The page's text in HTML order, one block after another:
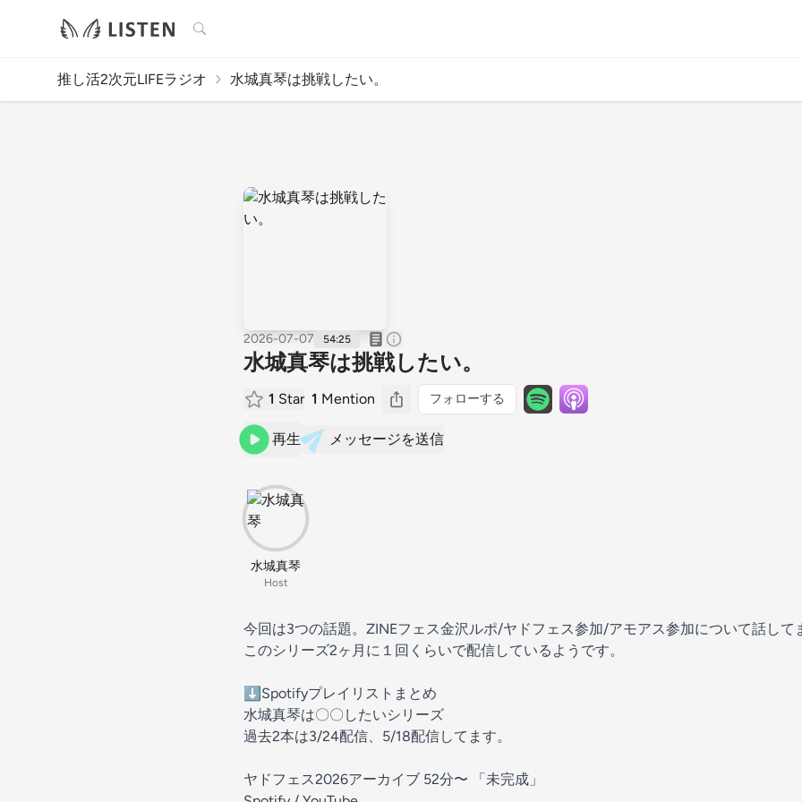
検索
推し活2次元LIFEラジオ 水城真琴は挑戦したい。
2026-07-07 54:25
水城真琴は挑戦したい。
1 Star 1 Mention フォローする
再生 メッセージを送信
水城真琴
Host
今回は3つの話題。ZINEフェス金沢ルポ/ヤドフェス参加/アモアス参加について話して
このシリーズ2ヶ月に１回くらいで配信しているようです。
⬇️Spotifyプレイリストまとめ
水城真琴は〇〇したいシリーズ
過去2本は3/24配信、5/18配信してます。
ヤドフェス2026アーカイブ 52分〜 「未完成」